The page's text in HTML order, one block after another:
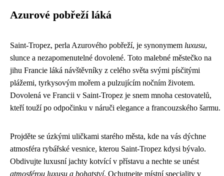
Azurové pobřeží láká
Saint-Tropez, perla Azurového pobřeží, je synonymem luxusu,
slunce a nezapomenutelné dovolené. Toto malebné městečko na
jihu Francie láká návštěvníky z celého světa svými písčitými
plážemi, tyrkysovým mořem a pulzujícím nočním životem.
Dovolená ve Francii v Saint-Tropez je snem mnoha cestovatelů,
kteří touží po odpočinku v náruči elegance a francouzského šarmu.
Projděte se úzkými uličkami starého města, kde na vás dýchne
atmosféra rybářské vesnice, kterou Saint-Tropez kdysi bývalo.
Obdivujte luxusní jachty kotvící v přístavu a nechte se unést
atmosférou luxusu a bohatství. Ochutnejte místní speciality v